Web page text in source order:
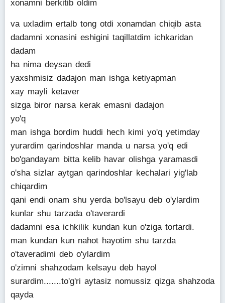
xonamni berkitib oldim
va uxladim ertalb tong otdi xonamdan chiqib asta
dadamni xonasini eshigini taqillatdim ichkaridan
dadam
ha nima deysan dedi
yaxshmisiz dadajon man ishga ketiyapman
xay mayli ketaver
sizga biror narsa kerak emasni dadajon
yo'q
man ishga bordim huddi hech kimi yo'q yetimday
yurardim qarindoshlar manda u narsa yo'q edi
bo'gandayam bitta kelib havar olishga yaramasdi
o'sha sizlar aytgan qarindoshlar kechalari yig'lab
chiqardim
qani endi onam shu yerda bo'lsayu deb o'ylardim
kunlar shu tarzada o'taverardi
dadamni esa ichkilik kundan kun o'ziga tortardi.
man kundan kun nahot hayotim shu tarzda
o'taveradimi deb o'ylardim
o'zimni shahzodam kelsayu deb hayol
surardim.......to'g'ri aytasiz nomussiz qizga shahzoda
qayda